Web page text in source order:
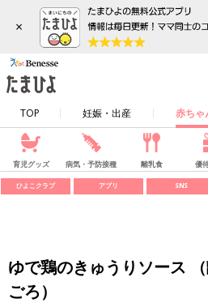
×
TOP 妊娠・出産 赤ちゃ
育児グッズ 病気・予防接種 離乳食 優
ひよこクラブ アプリ SNS
ゆで鶏のきゅうりソース
ごろ）